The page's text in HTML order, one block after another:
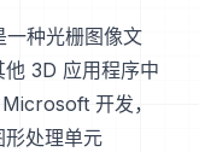
种光栅图像文
3D 应用程序中
开发，
形处理单元